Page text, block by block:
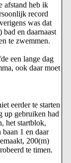
afstand heb ik
record
was dat
en daarnaast
te zwemmen.
een lange dag
ook daar moet
eerder te starten
up gebruiken had
het startblok,
1 en daar
200(m)
te timen.